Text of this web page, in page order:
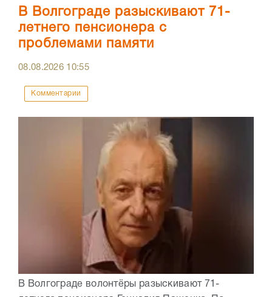
В Волгограде разыскивают 71-
летнего пенсионера с
проблемами памяти
08.08.2026 10:55
Комментарии
В Волгограде волонтёры разыскивают 71-